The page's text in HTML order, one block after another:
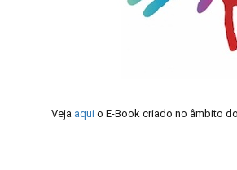
Veja aqui o E-Book criado no âmbito